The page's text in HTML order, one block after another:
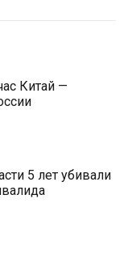
Китай —
5 лет убивали